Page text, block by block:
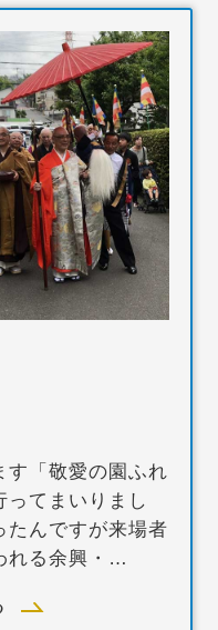
す「敬愛の園ふれ
ってまいりまし
たんですが来場者
れる余興・…